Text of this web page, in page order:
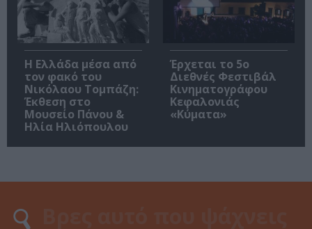
Η Ελλάδα μέσα από
τον φακό του
Νικόλαου Τομπάζη:
Έκθεση στο
Μουσείο Πάνου &
Ηλία Ηλιόπουλου
Έρχεται το 5ο
Διεθνές Φεστιβάλ
Κινηματογράφου
Κεφαλονιάς
«Κύματα»